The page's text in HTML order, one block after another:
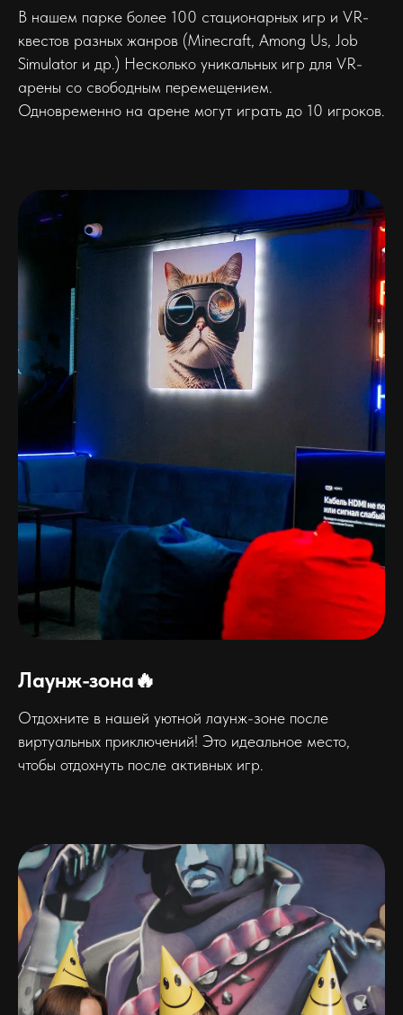
В нашем парке более 100 стационарных игр и VR-
квестов разных жанров (Minecraft, Among Us, Job
Simulator и др.) Несколько уникальных игр для VR-
арены со свободным перемещением.
Одновременно на арене могут играть до 10 игроков.
Лаунж-зона🔥
Отдохните в нашей уютной лаунж-зоне после
виртуальных приключений! Это идеальное место,
чтобы отдохнуть после активных игр.